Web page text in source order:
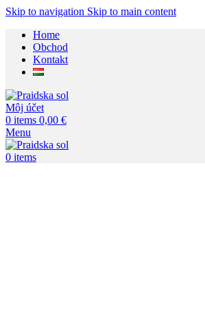
Skip to navigation Skip to main content
Home
Obchod
Kontakt
Môj účet
0 items 0,00 €
Menu
0 items